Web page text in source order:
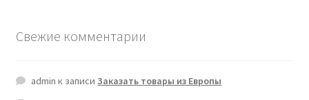
Свежие комментарии
admin к записиЗаказать товары из Европы